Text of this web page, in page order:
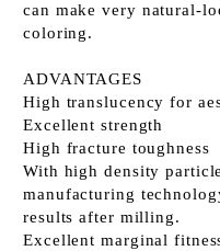
can make very natural-
coloring.
ADVANTAGES
High translucency for
Excellent strength
High fracture toughness
With high density
manufacturing
results after milling.
Excellent marginal